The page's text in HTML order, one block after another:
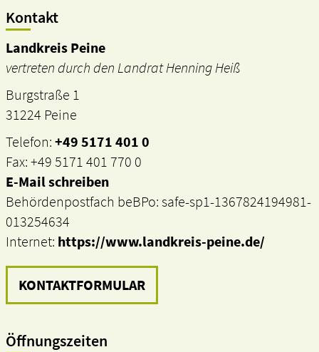
Kontakt
Landkreis Peine
vertreten durch den Landrat Henning Heiß
Burgstraße 1
31224 Peine
Telefon:+49 5171 401 0
Fax: +49 5171 401 770 0
E-Mail schreiben
Behördenpostfach beBPo: safe-sp1-1367824194981-
013254634
Internet: https://www.landkreis-peine.de/
KONTAKTFORMULAR
Öffnungszeiten